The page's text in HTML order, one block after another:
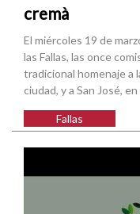
cremà
El miércoles 19 de
las Fallas, las once
tradicional homenaje a
ciudad, y a San José,
Fallas